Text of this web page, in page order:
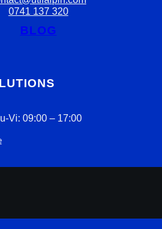
0741 137 320
BLOG
Vi: 09:00 – 17:00